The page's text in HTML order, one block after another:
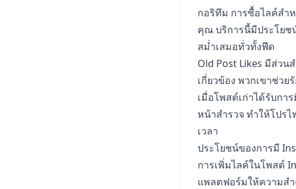
กอริทึม การซื้อไลค์สำ
คุณ บริการนี้มีประโยช
สม่ำเสมอทั่วทั้งฟีด
Old Post Likes มีส่ว
เกี่ยวข้อง พวกเขาช่ว
เมื่อโพสต์เก่าได้รับกา
หน้าสำรวจ ทำให้โปร
เวลา
ประโยชน์ของการมี
การเพิ่มไลค์ในโพสต์
แพลตฟอร์มให้ความส